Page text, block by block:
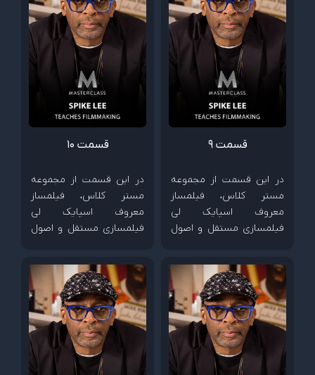
قسمت 9
در این قسمت از مجموعه
مستر کلاس، فیلمساز
معروف اسپایک لی
فیلمسازی مستقل و اصول
قسمت 10
در این قسمت از مجموعه
مستر کلاس، فیلمساز
معروف اسپایک لی
فیلمسازی مستقل و اصول